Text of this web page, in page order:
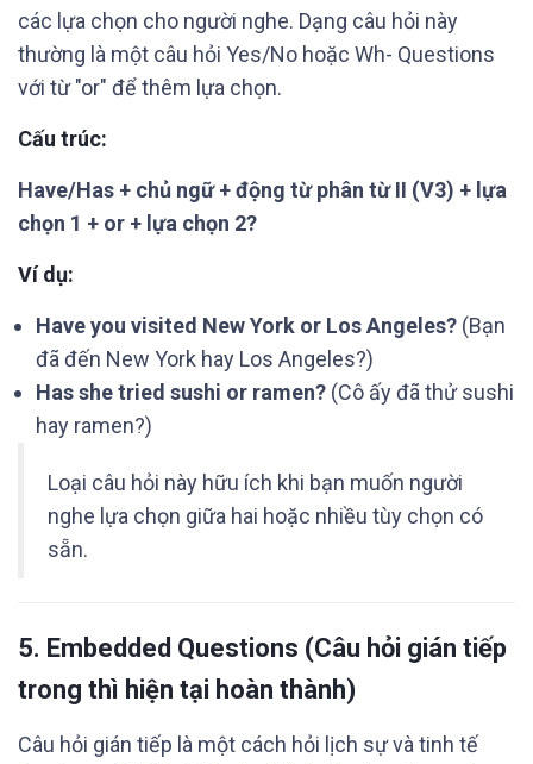
các lựa chọn cho người nghe. Dạng câu hỏi này
thường là một câu hỏi Yes/No hoặc Wh- Questions
với từ "or" để thêm lựa chọn.
Cấu trúc:
Have/Has + chủ ngữ + động từ phân từ II (V3) + lựa
chọn 1 + or + lựa chọn 2?
Ví dụ:
Have you visited New York or Los Angeles? (Bạn
đã đến New York hay Los Angeles?)
Has she tried sushi or ramen? (Cô ấy đã thử sushi
hay ramen?)
Loại câu hỏi này hữu ích khi bạn muốn người
nghe lựa chọn giữa hai hoặc nhiều tùy chọn có
sẵn.
5. Embedded Questions (Câu hỏi gián tiếp
trong thì hiện tại hoàn thành)
Câu hỏi gián tiếp là một cách hỏi lịch sự và tinh tế